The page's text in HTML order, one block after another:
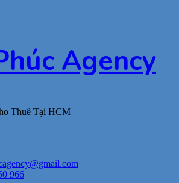
Agency
Thuê Tại HCM
966